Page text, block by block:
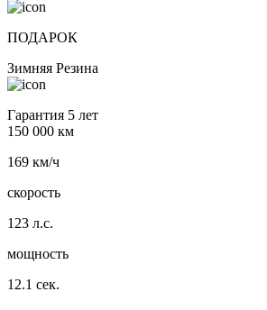
ПОДАРОК
Зимняя Резина
Гарантия 5 лет
150 000 км
169 км/ч
скорость
123 л.с.
мощность
12.1 сек.